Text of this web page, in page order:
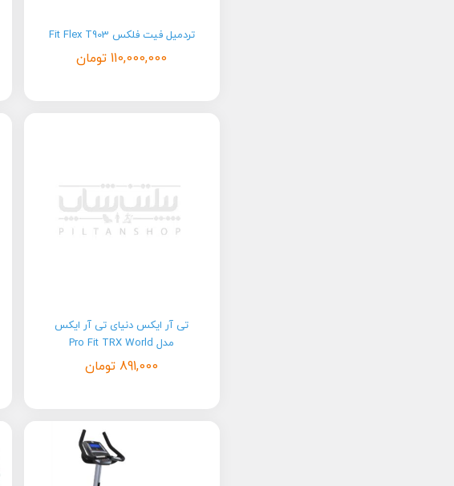
تردمیل فیت فلکس Fit Flex T903
110,000,000 تومان
تی آر ایکس دنیای تی آر ایکس
مدل Pro Fit TRX World
891,000 تومان